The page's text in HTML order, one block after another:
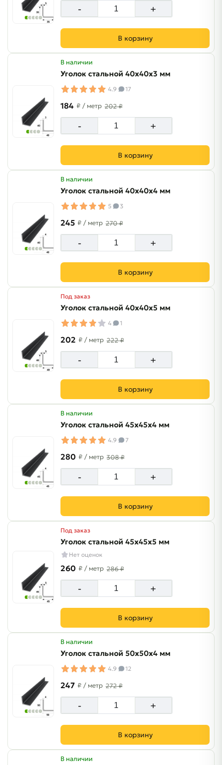
- +
В корзину
В наличии
Уголок стальной 40х40х3 мм
4.9 17
184 ₽ / метр 202 ₽
- +
В корзину
В наличии
Уголок стальной 40х40х4 мм
5 3
245 ₽ / метр 270 ₽
- +
В корзину
Под заказ
Уголок стальной 40х40х5 мм
4 1
202 ₽ / метр 222 ₽
- +
В корзину
В наличии
Уголок стальной 45х45х4 мм
4.9 7
280 ₽ / метр 308 ₽
- +
В корзину
Под заказ
Уголок стальной 45х45х5 мм
Нет оценок
260 ₽ / метр 286 ₽
- +
В корзину
В наличии
Уголок стальной 50х50х4 мм
4.9 12
247 ₽ / метр 272 ₽
- +
В корзину
В наличии